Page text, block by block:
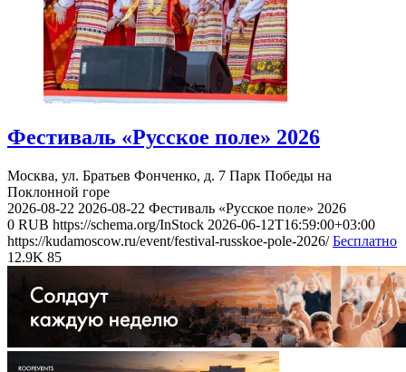
Фестиваль «Русское поле» 2026
Москва, ул. Братьев Фонченко, д. 7 Парк Победы на
Поклонной горе
2026-08-22 2026-08-22 Фестиваль «Русское поле» 2026
0 RUB https://schema.org/InStock 2026-06-12T16:59:00+03:00
https://kudamoscow.ru/event/festival-russkoe-pole-2026/ Бесплатно
12.9K 85